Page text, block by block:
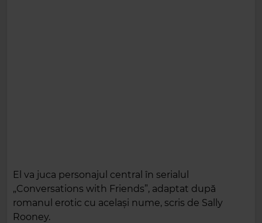
El va juca personajul central în serialul
„Conversations with Friends”, adaptat după
romanul erotic cu același nume, scris de Sally
Rooney.